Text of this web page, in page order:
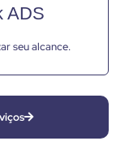
ADS
seu alcance.